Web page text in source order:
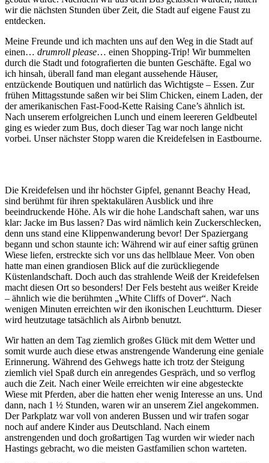
wir die nächsten Stunden über Zeit, die Stadt auf eigene Faust zu
entdecken.
Meine Freunde und ich machten uns auf den Weg in die Stadt auf
einen… drumroll please… einen Shopping-Trip! Wir bummelten
durch die Stadt und fotografierten die bunten Geschäfte. Egal wo
ich hinsah, überall fand man elegant aussehende Häuser,
entzückende Boutiquen und natürlich das Wichtigste – Essen. Zur
frühen Mittagsstunde saßen wir bei Slim Chicken, einem Laden, der
der amerikanischen Fast-Food-Kette Raising Cane’s ähnlich ist.
Nach unserem erfolgreichen Lunch und einem leereren Geldbeutel
ging es wieder zum Bus, doch dieser Tag war noch lange nicht
vorbei. Unser nächster Stopp waren die Kreidefelsen in Eastbourne.
Die Kreidefelsen und ihr höchster Gipfel, genannt Beachy Head,
sind berühmt für ihren spektakulären Ausblick und ihre
beeindruckende Höhe. Als wir die hohe Landschaft sahen, war uns
klar: Jacke im Bus lassen? Das wird nämlich kein Zuckerschlecken,
denn uns stand eine Klippenwanderung bevor! Der Spaziergang
begann und schon staunte ich: Während wir auf einer saftig grünen
Wiese liefen, erstreckte sich vor uns das hellblaue Meer. Von oben
hatte man einen grandiosen Blick auf die zurückliegende
Küstenlandschaft. Doch auch das strahlende Weiß der Kreidefelsen
macht diesen Ort so besonders! Der Fels besteht aus weißer Kreide
– ähnlich wie die berühmten „White Cliffs of Dover“. Nach
wenigen Minuten erreichten wir den ikonischen Leuchtturm. Dieser
wird heutzutage tatsächlich als Airbnb benutzt.
Wir hatten an dem Tag ziemlich großes Glück mit dem Wetter und
somit wurde auch diese etwas anstrengende Wanderung eine geniale
Erinnerung. Während des Gehwegs hatte ich trotz der Steigung
ziemlich viel Spaß durch ein anregendes Gespräch, und so verflog
auch die Zeit. Nach einer Weile erreichten wir eine abgesteckte
Wiese mit Pferden, aber die hatten eher wenig Interesse an uns. Und
dann, nach 1 ½ Stunden, waren wir an unserem Ziel angekommen.
Der Parkplatz war voll von anderen Bussen und wir trafen sogar
noch auf andere Kinder aus Deutschland. Nach einem
anstrengenden und doch großartigen Tag wurden wir wieder nach
Hastings gebracht, wo die meisten Gastfamilien schon warteten.